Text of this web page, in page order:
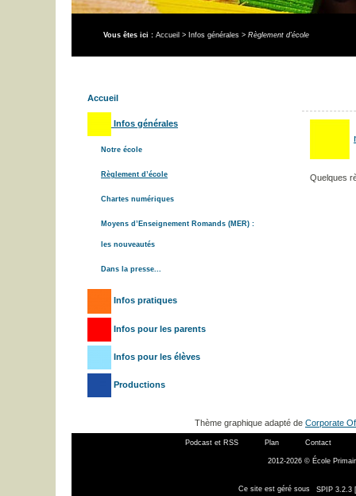
Vous êtes ici : Accueil > Infos générales > Règlement d’école
Accueil
Infos générales
Notre école
Règlement d’école
Chartes numériques
Moyens d’Enseignement Romands (MER) :
les nouveautés
Dans la presse...
Infos pratiques
Infos pour les parents
Infos pour les élèves
Productions
Quelques
Thème graphique adapté de Corporate
Podcast et RSS Plan Contact
2012-2026 © École
Ce site est géré sous SPIP 3.2.3